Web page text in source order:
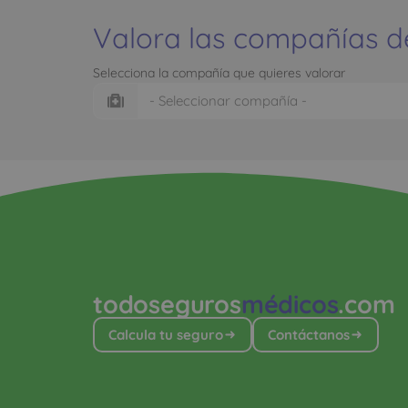
Valora las compañías
Selecciona la compañía que quieres valorar
todosegurosmédicos.com
Calcula tu seguro Contáctanos